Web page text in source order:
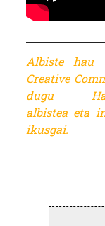
Albiste hau
Creative
dugu
albistea eta
ikusgai.